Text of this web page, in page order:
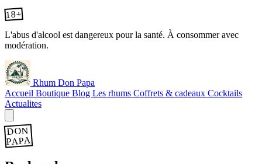
18+
L'abus d'alcool est dangereux pour la santé. À consommer avec
modération.
Rhum Don Papa
Accueil Boutique Blog Les rhums Coffrets & cadeaux Cocktails
Actualites
DON
PAPA